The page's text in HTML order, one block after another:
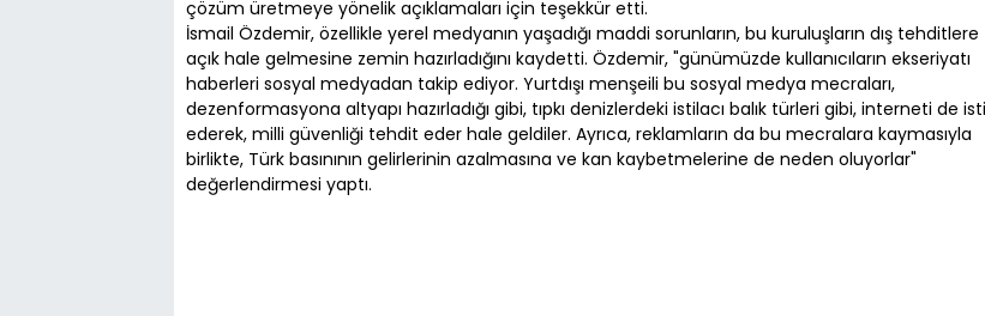
çözüm üretmeye yönelik açıklamaları için teşekkür etti.
İsmail Özdemir, özellikle yerel medyanın yaşadığı maddi sorunların, bu kuruluşların dış tehditlere
açık hale gelmesine zemin hazırladığını kaydetti. Özdemir, "günümüzde kullanıcıların ekseriyatı
haberleri sosyal medyadan takip ediyor. Yurtdışı menşeili bu sosyal medya mecraları,
dezenformasyona altyapı hazırladığı gibi, tıpkı denizlerdeki istilacı balık türleri gibi, interneti de
ederek, milli güvenliği tehdit eder hale geldiler. Ayrıca, reklamların da bu mecralara kaymasıyla
birlikte, Türk basınının gelirlerinin azalmasına ve kan kaybetmelerine de neden oluyorlar"
değerlendirmesi yaptı.